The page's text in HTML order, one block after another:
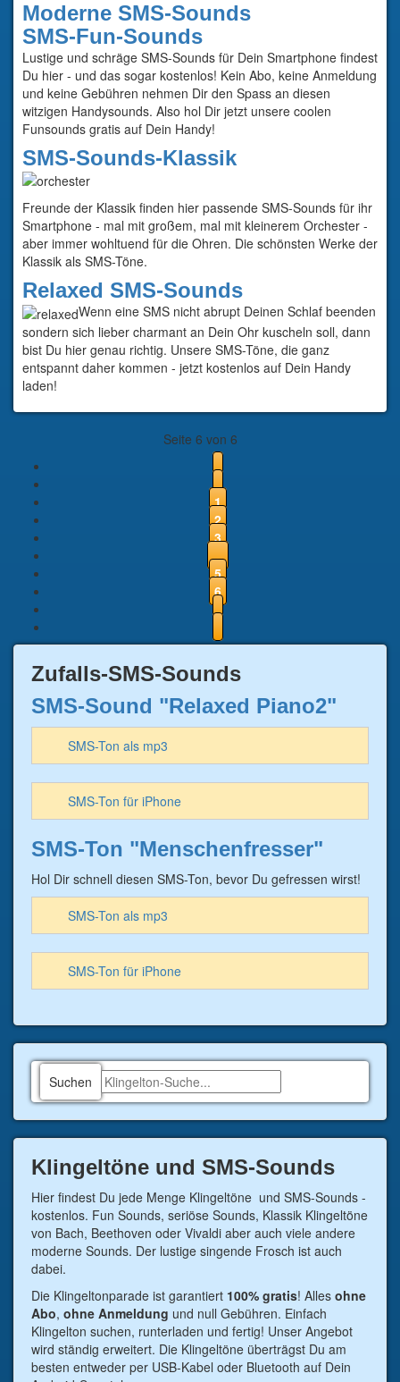
Moderne SMS-Sounds
SMS-Fun-Sounds
Lustige und schräge SMS-Sounds für Dein Smartphone findest
Du hier - und das sogar kostenlos! Kein Abo, keine Anmeldung
und keine Gebühren nehmen Dir den Spass an diesen
witzigen Handysounds. Also hol Dir jetzt unsere coolen
Funsounds gratis auf Dein Handy!
SMS-Sounds-Klassik
Freunde der Klassik finden hier passende SMS-Sounds für ihr
Smartphone - mal mit großem, mal mit kleinerem Orchester -
aber immer wohltuend für die Ohren. Die schönsten Werke der
Klassik als SMS-Töne.
Relaxed SMS-Sounds
Wenn eine SMS nicht abrupt Deinen Schlaf beenden
sondern sich lieber charmant an Dein Ohr kuscheln soll, dann
bist Du hier genau richtig. Unsere SMS-Töne, die ganz
entspannt daher kommen - jetzt kostenlos auf Dein Handy
laden!
Seite 6 von 6
1
2
3
...
5
6
Zufalls-SMS-Sounds
SMS-Sound "Relaxed Piano2"
SMS-Ton als mp3
SMS-Ton für iPhone
SMS-Ton "Menschenfresser"
Hol Dir schnell diesen SMS-Ton, bevor Du gefressen wirst!
SMS-Ton als mp3
SMS-Ton für iPhone
Suchen
Klingeltöne und SMS-Sounds
Hier findest Du jede Menge Klingeltöne und SMS-Sounds -
kostenlos. Fun Sounds, seriöse Sounds, Klassik Klingeltöne
von Bach, Beethoven oder Vivaldi aber auch viele andere
moderne Sounds. Der lustige singende Frosch ist auch
dabei.
Die Klingeltonparade ist garantiert 100% gratis! Alles ohne
Abo, ohne Anmeldung und null Gebühren. Einfach
Klingelton suchen, runterladen und fertig! Unser Angebot
wird ständig erweitert. Die Klingeltöne überträgst Du am
besten entweder per USB-Kabel oder Bluetooth auf Dein